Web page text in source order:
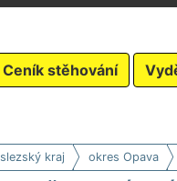
Ceník stěhování
kraj okres Opava